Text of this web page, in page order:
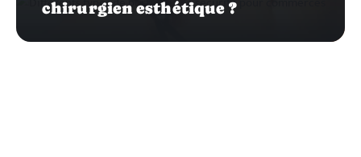
chirurgien esthétique ?